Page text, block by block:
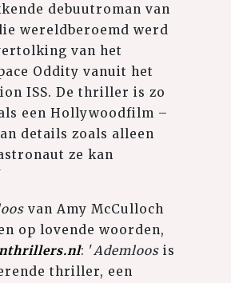
debuutroman van
wereldberoemd werd
van het
Oddity vanuit het
ISS. De thriller is zo
een Hollywoodfilm –
details zoals alleen
ze kan
van Amy McCulloch
op lovende woorden,
: 'Ademloos is
thriller, een